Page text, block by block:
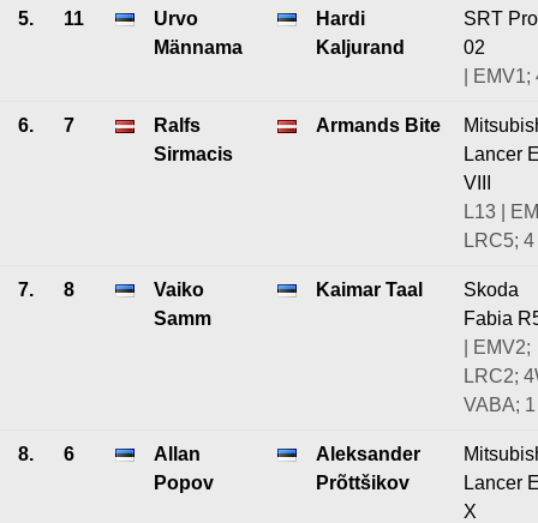
5. 11
Urvo
Männama
Hardi
Kaljurand
SRT
02
| EMV1;
6. 7
Ralfs
Sirmacis
Armands Bite
Lancer
VIII
L13 |
LRC5; 4
7. 8
Vaiko
Samm
Kaimar Taal
Skoda
Fabia
| EMV2;
LRC2;
VABA; 1
8. 6
Allan
Popov
Aleksander
Prõttšikov
Lancer
X